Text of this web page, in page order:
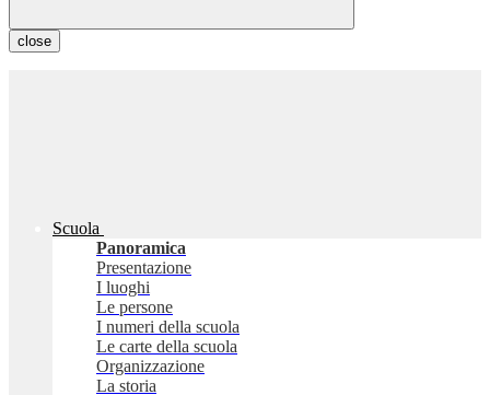
close
Scuola
Panoramica
Presentazione
I luoghi
Le persone
I numeri della scuola
Le carte della scuola
Organizzazione
La storia